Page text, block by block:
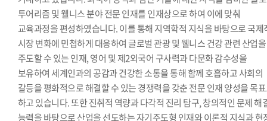
투어리즘 및 웰니스 분야 전문 인재를 인재상으로 하여 이에 맞춰
교육과정을 편성하였습니다. 이를 통해 지역학적 지식을 바탕으로 국제
시장 변화에 민첩하게 대응하여 글로벌 관광 및 웰니스 건강 관련 산업을
주도할 수 있는 인재, 영어 및 제2외국어 구사력과 다문화 감수성을
보유하여 세계인과의 공감과 건강한 소통을 통해 함께 호흡하고 사회의
갈등을 평화적으로 해결할 수 있는 경쟁력을 갖춘 전문 인재 양성을 목
하고 있습니다. 또한 진취적 역량과 다각적 진리 탐구, 창의적인 문제 해
능력을 바탕으로 산업을 선도하는 자기주도형 인재와 이론적 지식과 현